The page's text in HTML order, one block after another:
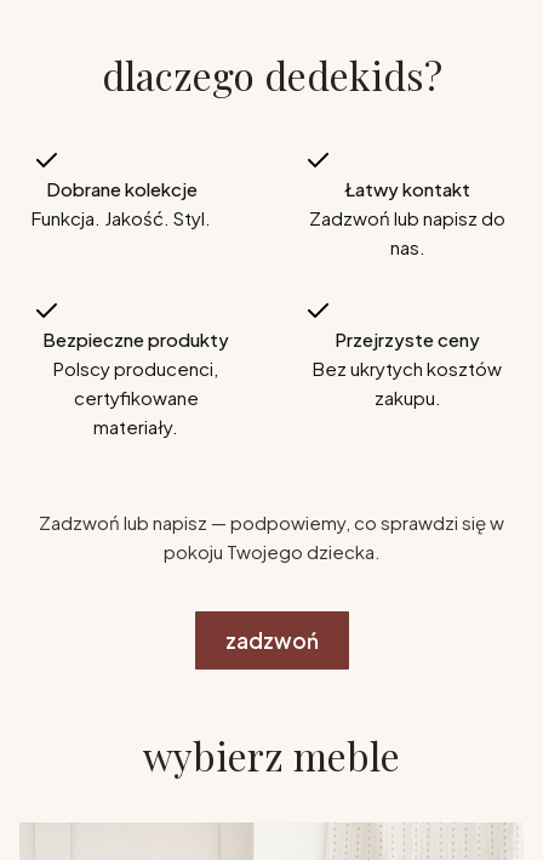
dlaczego dedekids?
Dobrane kolekcje
Funkcja. Jakość. Styl.
Łatwy kontakt
Zadzwoń lub napisz do
nas.
Bezpieczne produkty
Polscy producenci,
certyfikowane
materiały.
Przejrzyste ceny
Bez ukrytych kosztów
zakupu.
Zadzwoń lub napisz — podpowiemy, co sprawdzi się w
pokoju Twojego dziecka.
zadzwoń
wybierz meble